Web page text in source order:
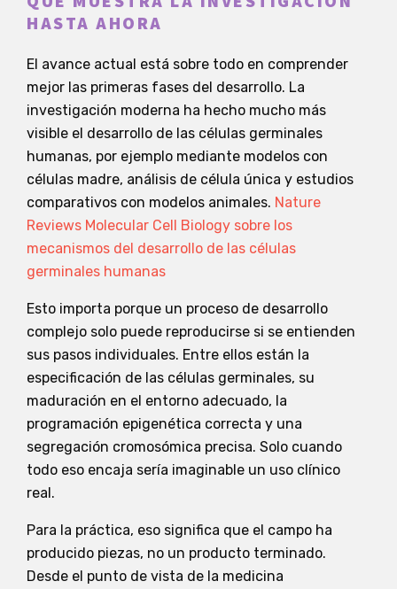
HASTA AHORA
El avance actual está sobre todo en comprender
mejor las primeras fases del desarrollo. La
investigación moderna ha hecho mucho más
visible el desarrollo de las células germinales
humanas, por ejemplo mediante modelos con
células madre, análisis de célula única y estudios
comparativos con modelos animales. Nature
Reviews Molecular Cell Biology sobre los
mecanismos del desarrollo de las células
germinales humanas
Esto importa porque un proceso de desarrollo
complejo solo puede reproducirse si se entienden
sus pasos individuales. Entre ellos están la
especificación de las células germinales, su
maduración en el entorno adecuado, la
programación epigenética correcta y una
segregación cromosómica precisa. Solo cuando
todo eso encaja sería imaginable un uso clínico
real.
Para la práctica, eso significa que el campo ha
producido piezas, no un producto terminado.
Desde el punto de vista de la medicina